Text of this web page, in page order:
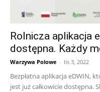
Rolnicza aplikacja
dostępna. Każdy
Warzywa Polowe - lis 3, 2022
Bezpłatna aplikacja eDWIN,
jest już całkowicie dostępna.